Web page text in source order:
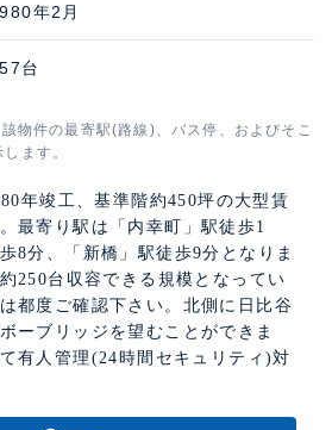
年2月
台
物件の最寄駅(路線)、バス停、およびそこ
ます。
年竣工、基準階約450坪の大型賃
最寄り駅は「内幸町」駅徒歩1
8分、「新橋」駅徒歩9分となりま
250台収容できる規模となってい
都度ご確認下さい。北側に日比谷
ーブリッジを望むことができま
有人管理(24時間セキュリティ)対